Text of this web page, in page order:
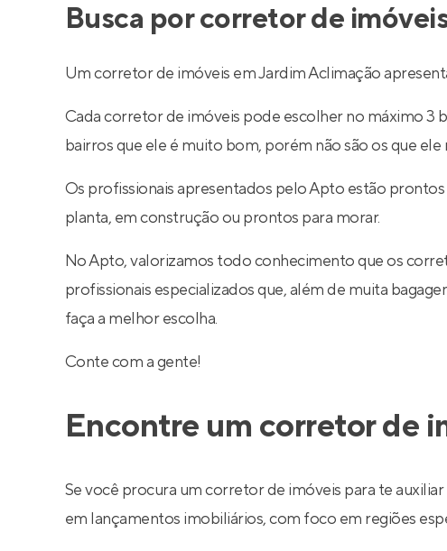
Busca por corretor de
Um corretor de imóveis em Jardim Aclimação
Cada corretor de imóveis pode escolher no máximo 3
bairros que ele é muito bom, porém não são os que ele
Os profissionais apresentados pelo Apto estão
planta, em construção ou prontos para morar.
No Apto, valorizamos todo conhecimento que os
profissionais especializados que, além de muita
faça a melhor escolha.
Conte com a gente!
Encontre um corretor de
Se você procura um corretor de imóveis para te
em lançamentos imobiliários, com foco em regiões